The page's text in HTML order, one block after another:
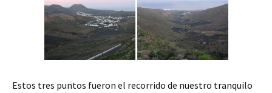
Estos tres puntos fueron el recorrido de nuestro tranquilo